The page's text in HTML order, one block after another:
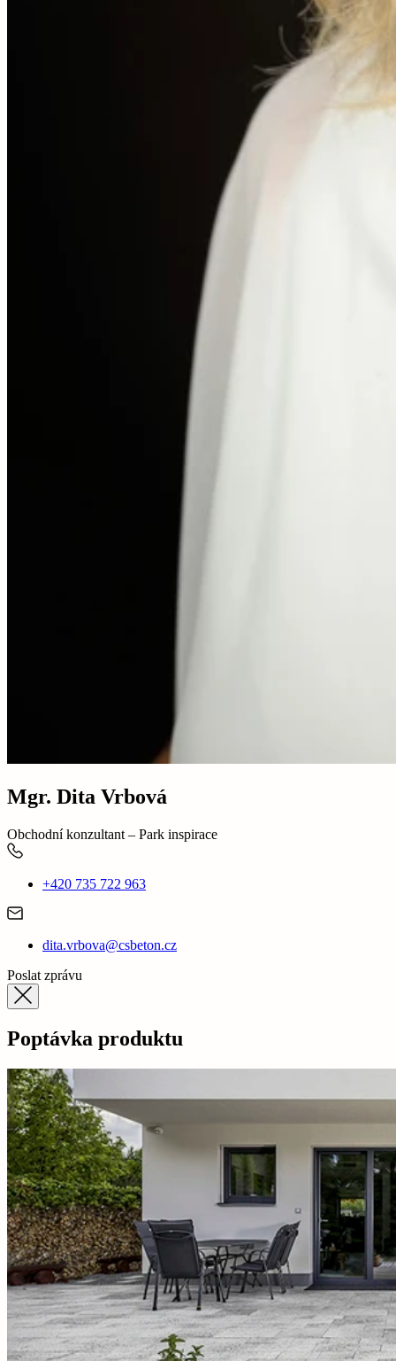
Mgr. Dita Vrbová
Obchodní konzultant – Park inspirace
+420 735 722 963
dita.vrbova@csbeton.cz
Poslat zprávu
Poptávka produktu